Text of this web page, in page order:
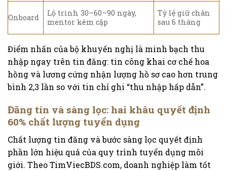
Onboard
Lộ trình 30–60–90 ngày,
mentor kèm cặp
Tỷ lệ giữ chân
sau 6 tháng
Điểm nhấn của bộ khuyến nghị là minh bạch thu
nhập ngay trên tin đăng: tin công khai cơ chế hoa
hồng và lương cứng nhận lượng hồ sơ cao hơn trung
bình 2,3 lần so với tin chỉ ghi “thu nhập hấp dẫn”.
Đăng tin và sàng lọc: hai khâu quyết định
60% chất lượng tuyển dụng
Chất lượng tin đăng và bước sàng lọc quyết định
phần lớn hiệu quả của quy trình tuyển dụng môi
giới. Theo TimViecBDS.com, doanh nghiệp làm tốt